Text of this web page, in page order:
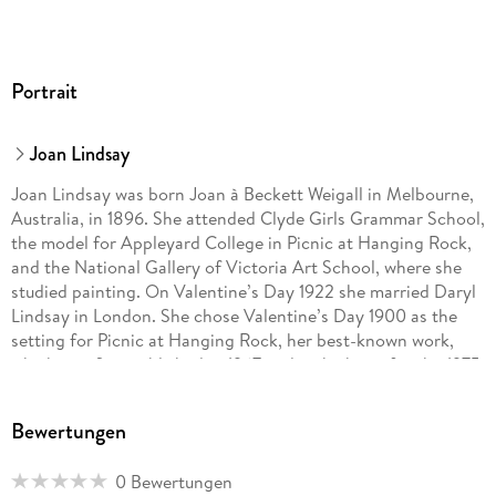
Portrait
Joan Lindsay
Joan Lindsay was born Joan à Beckett Weigall in Melbourne,
Australia, in 1896. She attended Clyde Girls Grammar School,
the model for Appleyard College in Picnic at Hanging Rock,
and the National Gallery of Victoria Art School, where she
studied painting. On Valentine’s Day 1922 she married Daryl
Lindsay in London. She chose Valentine’s Day 1900 as the
setting for Picnic at Hanging Rock, her best-known work,
which was first published in 1967 and is the basis for the 1975
Become Alarmed, Liars and Saints, and A Family Daughter;
Bewertungen
0 Bewertungen